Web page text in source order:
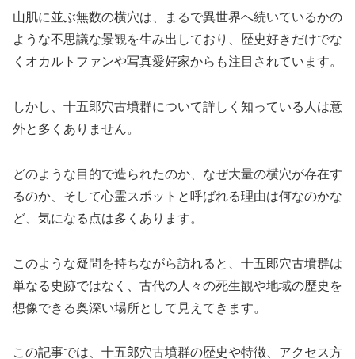
山肌に並ぶ無数の横穴は、まるで異世界へ続いているかの
ような不思議な景観を生み出しており、歴史好きだけでな
くオカルトファンや写真愛好家からも注目されています。
しかし、十五郎穴古墳群について詳しく知っている人は意
外と多くありません。
どのような目的で造られたのか、なぜ大量の横穴が存在す
るのか、そして心霊スポットと呼ばれる理由は何なのかな
ど、気になる点は多くあります。
このような疑問を持ちながら訪れると、十五郎穴古墳群は
単なる史跡ではなく、古代の人々の死生観や地域の歴史を
想像できる奥深い場所として見えてきます。
この記事では、十五郎穴古墳群の歴史や特徴、アクセス方